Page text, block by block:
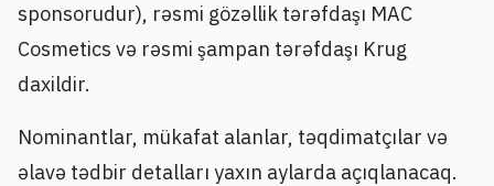
sponsorudur), rəsmi gözəllik tərəfdaşı MAC
Cosmetics və rəsmi şampan tərəfdaşı Krug
daxildir.
Nominantlar, mükafat alanlar, təqdimatçılar və
əlavə tədbir detalları yaxın aylarda açıqlanacaq.